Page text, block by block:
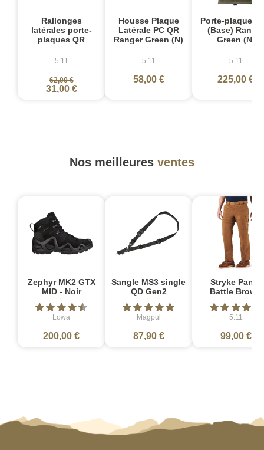
Rallonges
latérales porte-
plaques QR
5.11
62,00 €
31,00 €
Housse Plaque
Latérale PC QR
Ranger Green (N)
5.11
58,00 €
Porte-plaques
(Base) Ranger
Green (N)
5.11
225,00 €
Nos meilleures ventes
Zephyr MK2 GTX
MID - Noir
Lowa
200,00 €
Sangle MS3 single
QD Gen2
Magpul
87,90 €
Stryke Pant -
Battle Brown
5.11
99,00 €